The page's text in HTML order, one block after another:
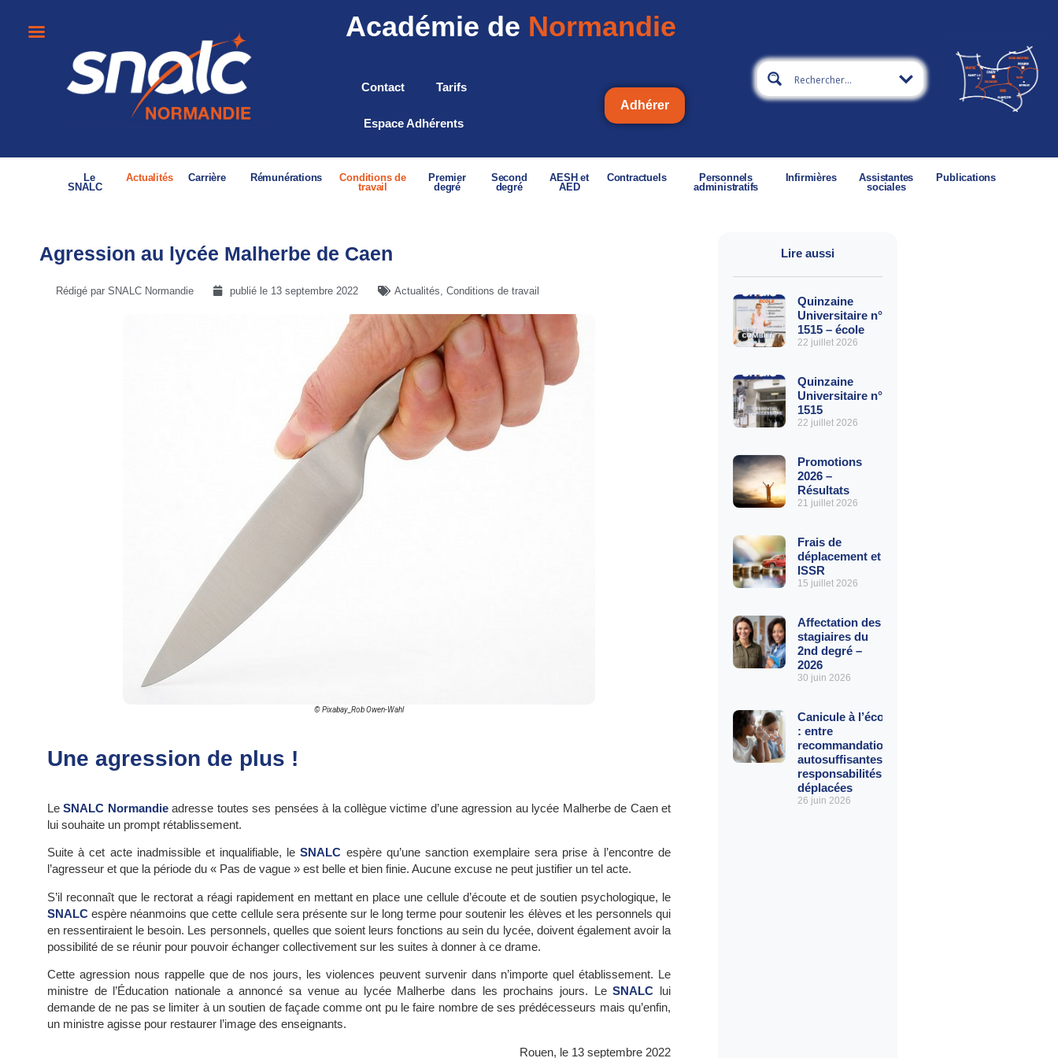
Académie de Normandie
Contact Tarifs
Espace Adhérents
Adhérer
Le
SNALC
Actualités Carrière Rémunérations
Conditions de
travail
Premier
degré
Second
degré
AESH et
AED
Contractuels
Personnels
administratifs
Infirmières
Assistantes
sociales
Publications
Agression au lycée Malherbe de Caen
Rédigé par SNALC Normandie publié le 13 septembre 2022 Actualités, Conditions de travail
© Pixabay_Rob Owen-Wahl
Une agression de plus !
LeSNALC Normandieadresse toutes ses pensées à la collègue victime d’une agression au lycée Malherbe de Caen et
lui souhaite un prompt rétablissement.
Suite à cet acte inadmissible et inqualifiable, leSNALC espère qu’une sanction exemplaire sera prise à l’encontre de
l’agresseur et que la période du « Pas de vague » est belle et bien finie. Aucune excuse ne peut justifier un tel acte.
S’il reconnaît que le rectorat a réagi rapidement en mettant en place une cellule d’écoute et de soutien psychologique, le
SNALC espère néanmoins que cette cellule sera présente sur le long terme pour soutenir les élèves et les personnels qui
en ressentiraient le besoin. Les personnels, quelles que soient leurs fonctions au sein du lycée, doivent également avoir la
possibilité de se réunir pour pouvoir échanger collectivement sur les suites à donner à ce drame.
Cette agression nous rappelle que de nos jours, les violences peuvent survenir dans n’importe quel établissement. Le
ministre de l’Éducation nationale a annoncé sa venue au lycée Malherbe dans les prochains jours. LeSNALC lui
demande de ne pas se limiter à un soutien de façade comme ont pu le faire nombre de ses prédécesseurs mais qu’enfin,
un ministre agisse pour restaurer l’image des enseignants.
Rouen, le 13 septembre 2022
Lire aussi
Quinzaine
Universitaire n°
1515 – école
22 juillet 2026
Quinzaine
Universitaire n°
1515
22 juillet 2026
Promotions
2026 –
Résultats
21 juillet 2026
Frais de
déplacement et
ISSR
15 juillet 2026
Affectation des
stagiaires du
2nd degré –
2026
30 juin 2026
Canicule à l’école
: entre
recommandations
autosuffisantes et
responsabilités
déplacées
26 juin 2026